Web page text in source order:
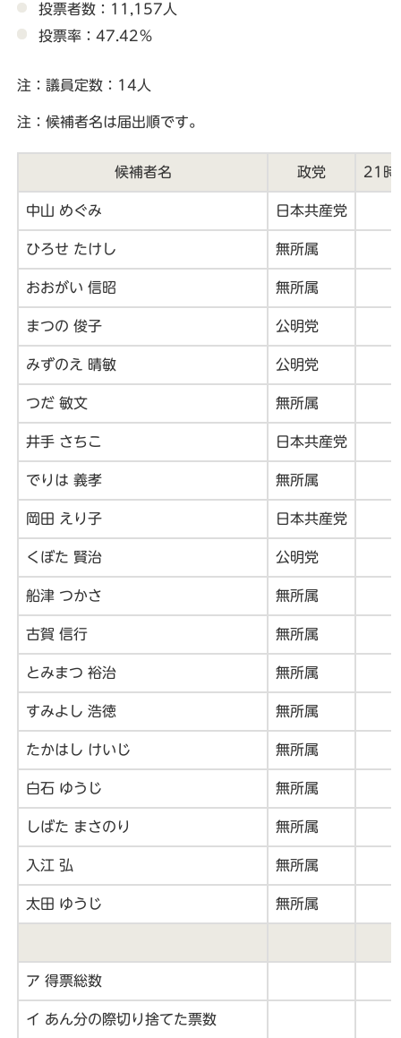
投票者数：11,157人
投票率：47.42％
注：議員定数：14人
注：候補者名は届出順です。
候補者名 政党 21時
中山 めぐみ 日本共産党
ひろせ たけし 無所属
おおがい 信昭 無所属
まつの 俊子 公明党
みずのえ 晴敏 公明党
つだ 敏文 無所属
井手 さちこ 日本共産党
でりは 義孝 無所属
岡田 えり子 日本共産党
くぼた 賢治 公明党
船津 つかさ 無所属
古賀 信行 無所属
とみまつ 裕治 無所属
すみよし 浩徳 無所属
たかはし けいじ 無所属
白石 ゆうじ 無所属
しばた まさのり 無所属
入江 弘 無所属
太田 ゆうじ 無所属
ア 得票総数
イ あん分の際切り捨てた票数